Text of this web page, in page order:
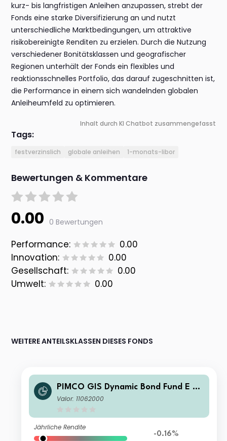
kurz- bis langfristigen Anleihen anzupassen, strebt der
Fonds eine starke Diversifizierung an und nutzt
unterschiedliche Marktbedingungen, um attraktive
risikobereinigte Renditen zu erzielen. Durch die Nutzung
verschiedener Bonitätsklassen und geografischer
Regionen unterhält der Fonds ein flexibles und
reaktionsschnelles Portfolio, das darauf zugeschnitten ist,
die Performance in einem sich wandelnden globalen
Anleiheumfeld zu optimieren.
Inhalt durch KI Chatbot zusammengefasst
Tags:
festverzinslich globale anleihen 1-monats-libor
Bewertungen & Kommentare
0.00 0 Bewertungen
Performance:
0.00
Innovation:
0.00
Gesellschaft:
0.00
Umwelt:
0.00
WEITERE ANTEILSKLASSEN DIESES FONDS
PIMCO GIS Dynamic Bond Fund E Cl
ass GBP (Hedged) Accumulation
Valor: 11062000
Jährliche Rendite
-0.16%